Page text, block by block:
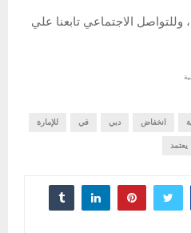
، وللتواصل الاجتماعي تابعنا علي
انخفاض دبي في للإمارة
يعتمد